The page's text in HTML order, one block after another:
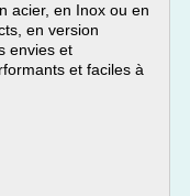
acier, en Inox ou en
en version
envies et
et faciles à